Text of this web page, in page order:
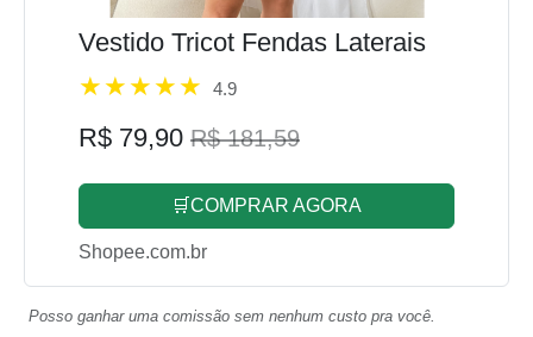
Vestido Tricot Fendas Laterais
4.9
R$ 79,90 R$ 181,59
🛒COMPRAR AGORA
Shopee.com.br
Posso ganhar uma comissão sem nenhum custo pra você.